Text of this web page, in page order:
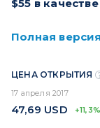
$55 в
Полная версия
ЦЕНА ОТКРЫТИЯ
17 апреля 2017
47,69 USD +11,3%